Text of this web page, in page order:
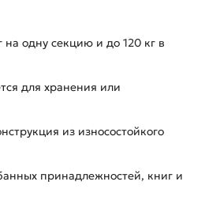
одну секцию и до 120 кг в
для хранения или
из износостойкого
принадлежностей, книг и